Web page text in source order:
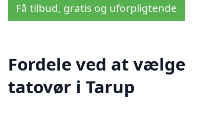
Få tilbud, gratis og uforpligtende
Fordele ved at vælge
tatovør i Tarup